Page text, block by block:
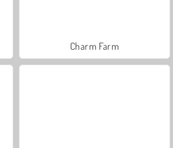
Charm Farm